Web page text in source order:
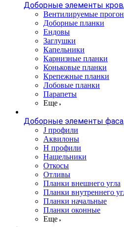
Доборные элементы
Вентилируемые
Доборные планки
Ендовы
Заглушки
Капельники
Карнизные планки
Коньковые планки
Крепежные планки
Лобовые планки
Парапеты
Еще
Доборные элементы
J профили
Аквилоны
Н профили
Нащельники
Откосы
Отливы
Планки внешнего угла
Планки внутреннего
Планки начальные
Планки оконные
Еще